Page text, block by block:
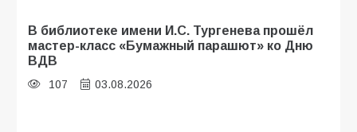
В библиотеке имени И.С. Тургенева прошёл
мастер-класс «Бумажный парашют» ко Дню
ВДВ
107 03.08.2026